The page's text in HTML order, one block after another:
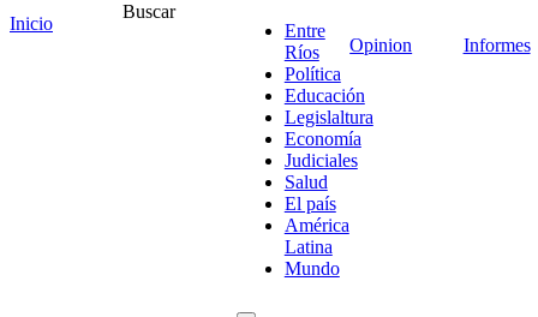
Inicio
Buscar
Entre
Ríos
Política
Educación
Legislaltura
Economía
Judiciales
Salud
El país
América
Latina
Mundo
Opinion Informes
¡Ponete en contacto!